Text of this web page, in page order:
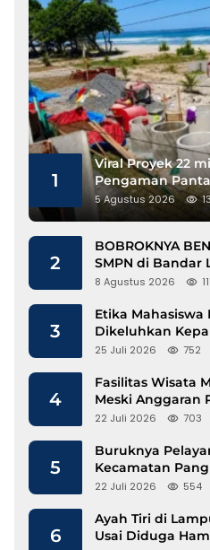
1
Viral Proyek 22
Pengaman
Gunakan Besi
5 Agustus 2026
2
BOBROKNYA
SMPN di Bandar
Lecehkan Siswi
8 Agustus 2026
3
Etika Mahasiswa
Dikeluhkan
25 Juli 2026 752
4
Fasilitas Wisata
Meski Anggaran
Mengalir
22 Juli 2026 703
5
Buruknya
Kecamatan
Disdukcapil
22 Juli 2026 554
6
Ayah Tiri di
Usai Diduga